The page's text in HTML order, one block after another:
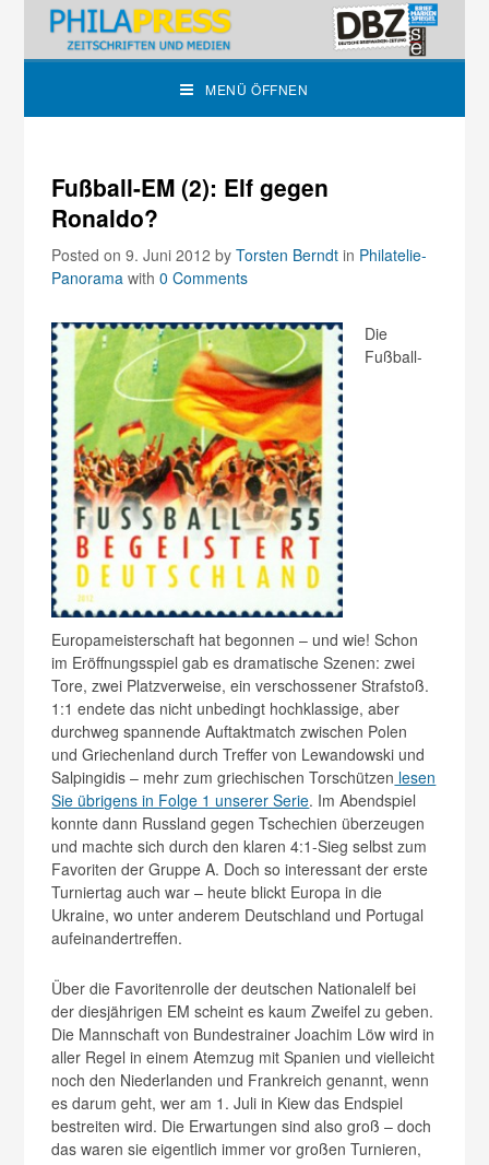
MENÜ ÖFFNEN
Fußball-EM (2): Elf gegen
Ronaldo?
Posted on 9. Juni 2012byTorsten Berndt in Philatelie-
Panorama with0 Comments
Die
Fußball-
Europameisterschaft hat begonnen – und wie! Schon
im Eröffnungsspiel gab es dramatische Szenen: zwei
Tore, zwei Platzverweise, ein verschossener Strafstoß.
1:1 endete das nicht unbedingt hochklassige, aber
durchweg spannende Auftaktmatch zwischen Polen
und Griechenland durch Treffer von Lewandowski und
Salpingidis – mehr zum griechischen Torschützen lesen
Sie übrigens in Folge 1 unserer Serie. Im Abendspiel
konnte dann Russland gegen Tschechien überzeugen
und machte sich durch den klaren 4:1-Sieg selbst zum
Favoriten der Gruppe A. Doch so interessant der erste
Turniertag auch war – heute blickt Europa in die
Ukraine, wo unter anderem Deutschland und Portugal
aufeinandertreffen.
Über die Favoritenrolle der deutschen Nationalelf bei
der diesjährigen EM scheint es kaum Zweifel zu geben.
Die Mannschaft von Bundestrainer Joachim Löw wird in
aller Regel in einem Atemzug mit Spanien und vielleicht
noch den Niederlanden und Frankreich genannt, wenn
es darum geht, wer am 1. Juli in Kiew das Endspiel
bestreiten wird. Die Erwartungen sind also groß – doch
das waren sie eigentlich immer vor großen Turnieren,